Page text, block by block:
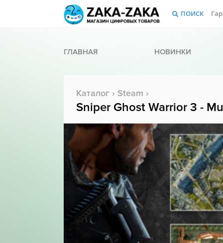
ПОИСК
ГЛАВНАЯ НОВИНКИ
Каталог › Steam ›
Sniper Ghost Warrior 3 -